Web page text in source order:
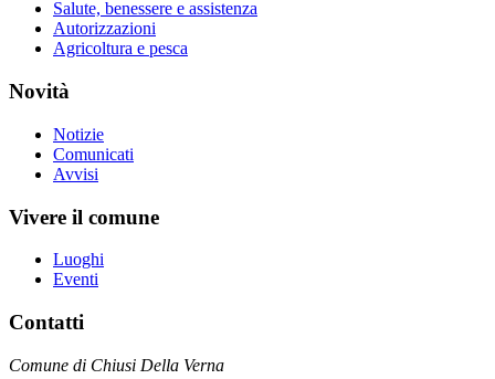
Salute, benessere e assistenza
Autorizzazioni
Agricoltura e pesca
Novità
Notizie
Comunicati
Avvisi
Vivere il comune
Luoghi
Eventi
Contatti
Comune di Chiusi Della Verna